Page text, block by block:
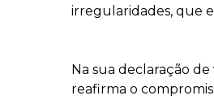
irregularidades, que
Na sua declaração
reafirma o